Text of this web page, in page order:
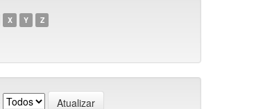
X Y Z